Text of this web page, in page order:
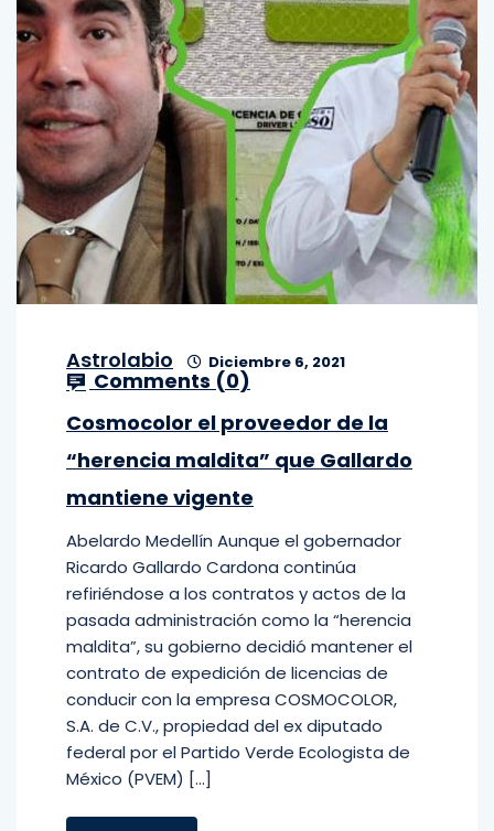
Astrolabio Diciembre 6, 2021
Comments (0)
Cosmocolor el proveedor de la
“herencia maldita” que Gallardo
mantiene vigente
Abelardo Medellín Aunque el gobernador
Ricardo Gallardo Cardona continúa
refiriéndose a los contratos y actos de la
pasada administración como la “herencia
maldita”, su gobierno decidió mantener el
contrato de expedición de licencias de
conducir con la empresa COSMOCOLOR,
S.A. de C.V., propiedad del ex diputado
federal por el Partido Verde Ecologista de
México (PVEM) […]